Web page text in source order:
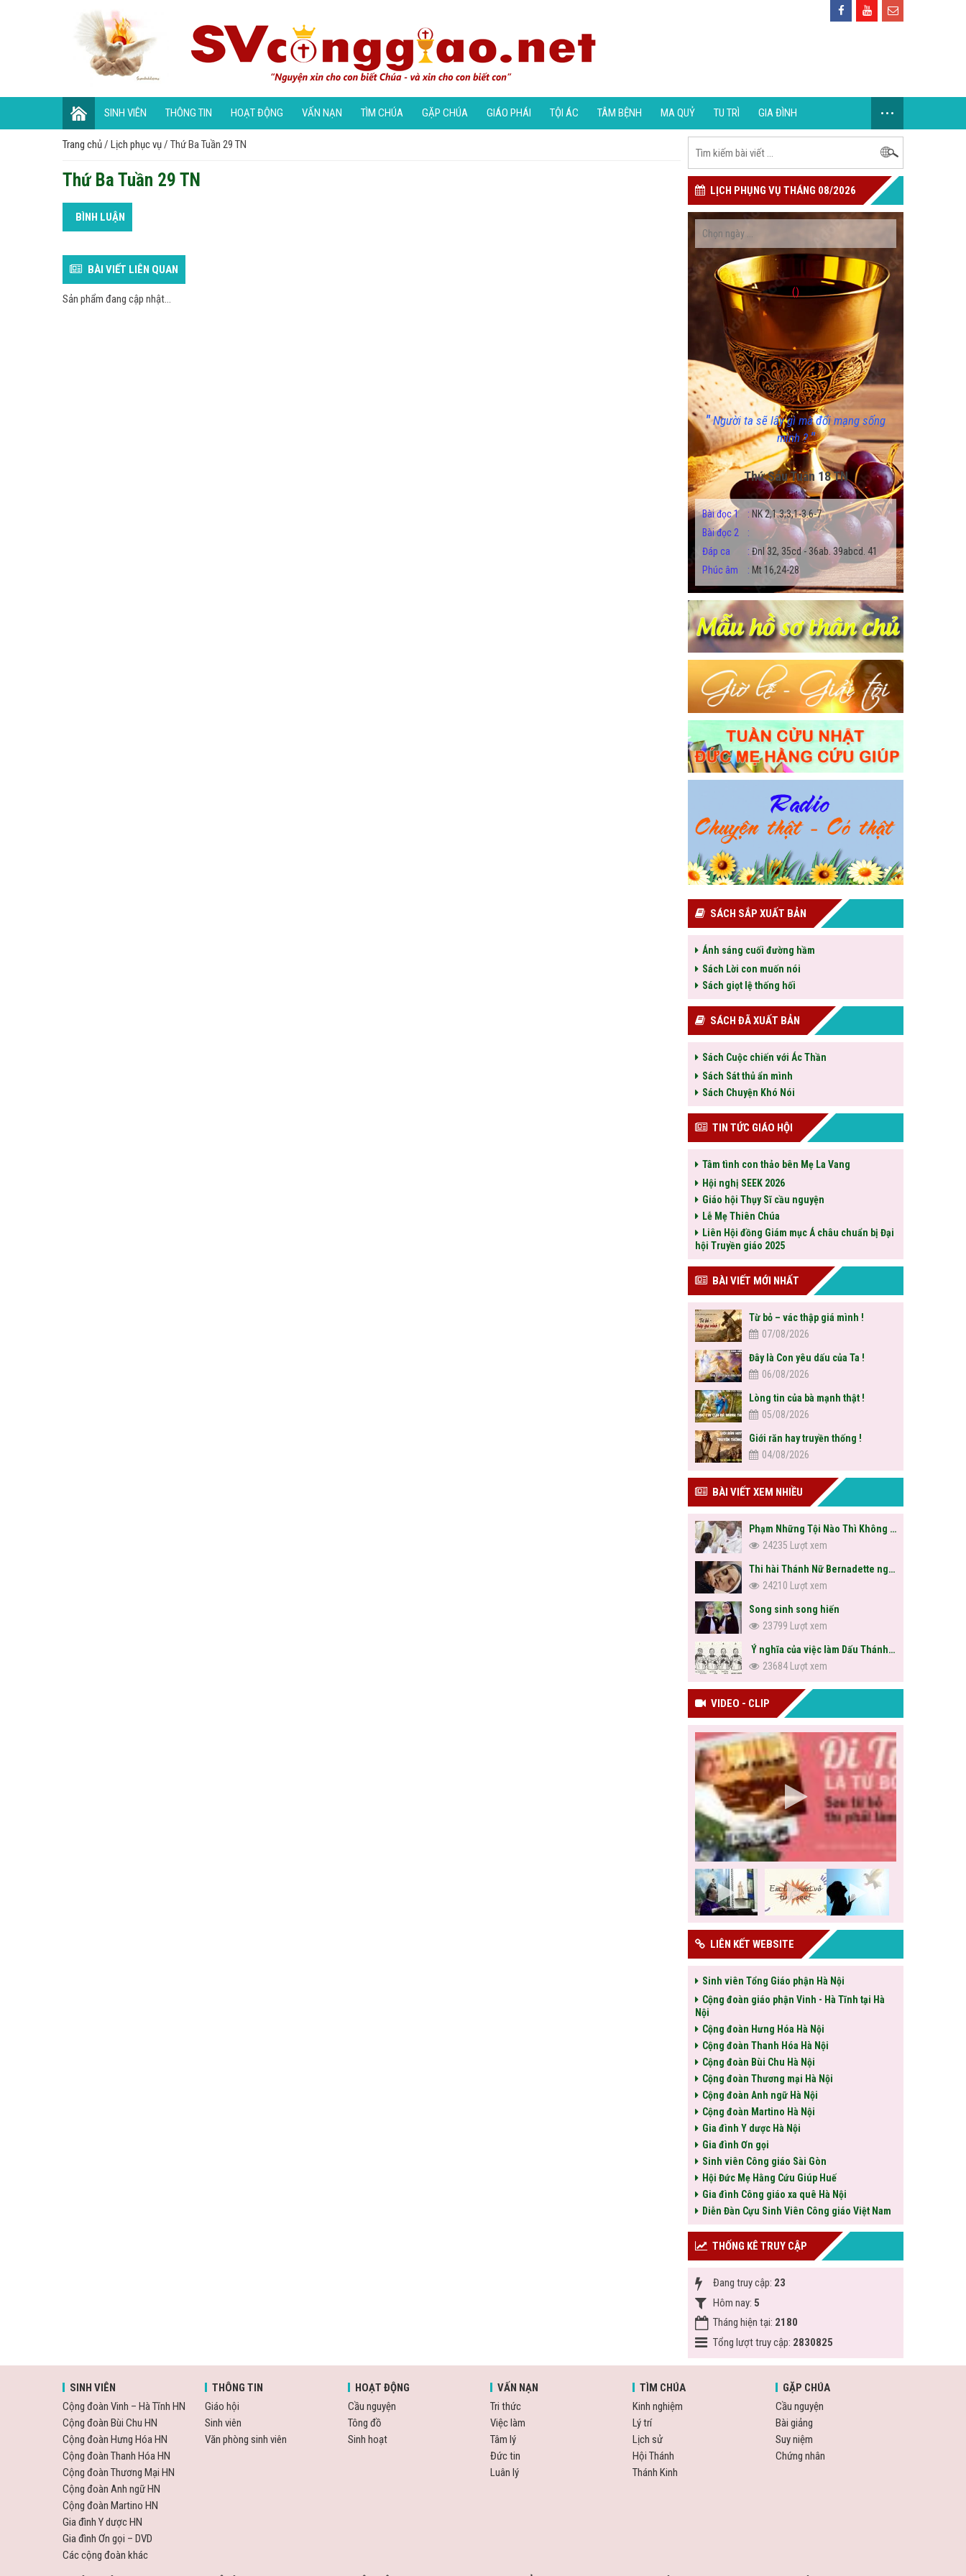
SINH VIÊN THÔNG TIN HOẠT ĐỘNG VẤN NẠN TÌM CHÚA GẶP CHÚA GIÁO PHÁI TỘI ÁC TÂM BỆNH MA QUỶ TU TRÌ GIA ĐÌNH ...
Trang chủ/ Lịch phục vụ/ Thứ Ba Tuần 29 TN
Thứ Ba Tuần 29 TN
BÌNH LUẬN
BÀI VIẾT LIÊN QUAN
Sản phẩm đang cập nhật...
LỊCH PHỤNG VỤ THÁNG 08/2026
()
"Người ta sẽ lấy gì mà đổi mạng sống
mình ?"
Thứ Sáu Tuần 18 TN
Bài đọc 1 : NK 2,1.3;3,1-3.6-7
Bài đọc 2
:
Đáp ca
: Đnl 32, 35cd - 36ab. 39abcd. 41
Phúc âm
: Mt 16,24-28
SÁCH SẮP XUẤT BẢN
Ánh sáng cuối đường hầm
Sách Lời con muốn nói
Sách giọt lệ thống hối
SÁCH ĐÃ XUẤT BẢN
Sách Cuộc chiến với Ác Thần
Sách Sát thủ ẩn mình
Sách Chuyện Khó Nói
TIN TỨC GIÁO HỘI
Tâm tình con thảo bên Mẹ La Vang
Hội nghị SEEK 2026
Giáo hội Thụy Sĩ cầu nguyện
Lễ Mẹ Thiên Chúa
Liên Hội đồng Giám mục Á châu chuẩn bị Đại
hội Truyền giáo 2025
BÀI VIẾT MỚI NHẤT
Từ bỏ – vác thập giá mình !
07/08/2026
Đây là Con yêu dấu của Ta !
06/08/2026
Lòng tin của bà mạnh thật !
05/08/2026
Giới răn hay truyền thống !
04/08/2026
BÀI VIẾT XEM NHIỀU
Phạm Những Tội Nào Thì Không Được Rước Lễ?
24235 Lượt xem
Thi hài Thánh Nữ Bernadette nguyên vẹn sau hơn trăm năm
24210 Lượt xem
Song sinh song hiến
23799 Lượt xem
Ý nghĩa của việc làm Dấu Thánh Giá
23684 Lượt xem
VIDEO - CLIP
LIÊN KẾT WEBSITE
Sinh viên Tổng Giáo phận Hà Nội
Cộng đoàn giáo phận Vinh - Hà Tĩnh tại Hà
Nội
Cộng đoàn Hưng Hóa Hà Nội
Cộng đoàn Thanh Hóa Hà Nội
Cộng đoàn Bùi Chu Hà Nội
Cộng đoàn Thương mại Hà Nội
Cộng đoàn Anh ngữ Hà Nội
Cộng đoàn Martino Hà Nội
Gia đình Y dược Hà Nội
Gia đình Ơn gọi
Sinh viên Công giáo Sài Gòn
Hội Đức Mẹ Hằng Cứu Giúp Huế
Gia đình Công giáo xa quê Hà Nội
Diễn Đàn Cựu Sinh Viên Công giáo Việt Nam
THỐNG KÊ TRUY CẬP
Đang truy cập: 23
Hôm nay: 5
Tháng hiện tại: 2180
Tổng lượt truy cập: 2830825
SINH VIÊN
Cộng đoàn Vinh – Hà Tĩnh HN
Cộng đoàn Bùi Chu HN
Cộng đoàn Hưng Hóa HN
Cộng đoàn Thanh Hóa HN
Cộng đoàn Thương Mại HN
Cộng đoàn Anh ngữ HN
Cộng đoàn Martino HN
Gia đình Y dược HN
Gia đình Ơn gọi – DVD
Các cộng đoàn khác
THÔNG TIN
Giáo hội
Sinh viên
Văn phòng sinh viên
HOẠT ĐỘNG
Cầu nguyện
Tông đồ
Sinh hoạt
VẤN NẠN
Tri thức
Việc làm
Tâm lý
Đức tin
Luân lý
TÌM CHÚA
Kinh nghiệm
Lý trí
Lịch sử
Hội Thánh
Thánh Kinh
GẶP CHÚA
Cầu nguyện
Bài giảng
Suy niệm
Chứng nhân